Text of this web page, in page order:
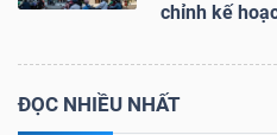
chỉnh kế
ĐỌC NHIỀU NHẤT